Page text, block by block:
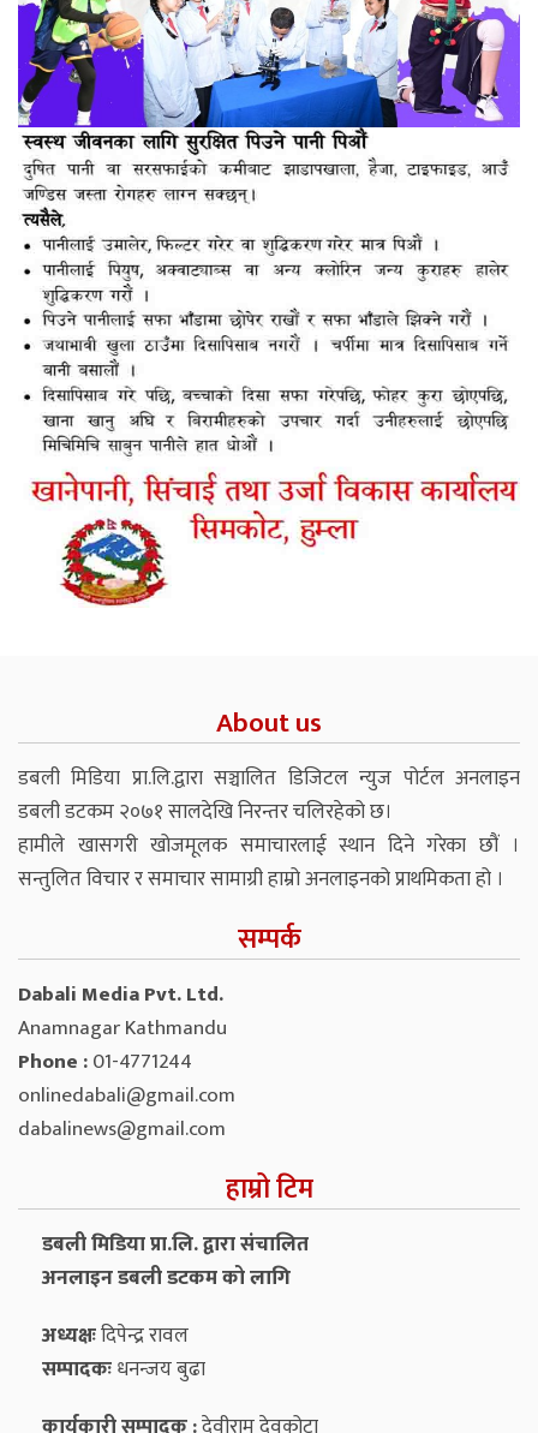
About us
डबली मिडिया प्रा.लि.द्वारा सञ्चालित डिजिटल न्युज पोर्टल अनलाइन
डबली डटकम २०७१ सालदेखि निरन्तर चलिरहेको छ।
हामीले खासगरी खोजमूलक समाचारलाई स्थान दिने गरेका छौं ।
सन्तुलित विचार र समाचार सामाग्री हाम्रो अनलाइनको प्राथमिकता हो ।
सम्पर्क
Dabali Media Pvt. Ltd.
Anamnagar Kathmandu
Phone :01-4771244
onlinedabali@gmail.com
dabalinews@gmail.com
हाम्रो टिम
डबली मिडिया प्रा.लि. द्वारा संचालित
अनलाइन डबली डटकम को लागि
अध्यक्षःदिपेन्द्र रावल
सम्पादकःधनन्‍जय बुढा